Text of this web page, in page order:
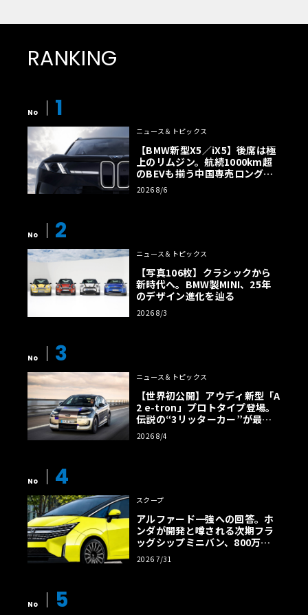
RANKING
No 1
ニュース＆トピックス
【BMW新型X5／iX5】後席は極
上のリムジン。航続1000km超
のBEVも揃う中国専売ロング仕
様の全貌
2026 8/6
No 2
ニュース＆トピックス
【写真106枚】クラシックから
新時代へ。BMW製MINI、25年
のデザイン進化を辿る
2026 8/3
No 3
ニュース＆トピックス
【世界初公開】アウディ新型「A
2 e-tron」プロトタイプ登場。
伝説の“3リッターカー”が最高
効率エントリーBEVとして復活
【画像38枚】
2026 8/4
No 4
スクープ
アルファード一強への回答。ホ
ンダが開発と噂される次期フラ
ッグシップミニバン、800万円
超の勝算【予想CG】
2026 7/31
No 5